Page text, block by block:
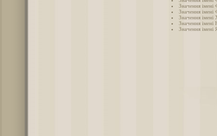
Значення імені
Значення імені
Значення імені
Значення імені
Значення імені